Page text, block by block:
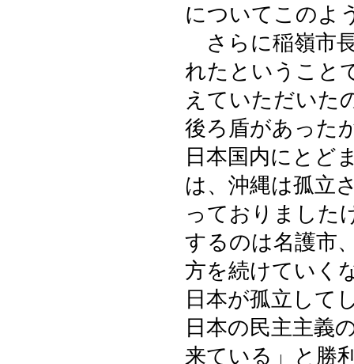
についてこのよ
さらに稲嶺市
れたということ
えていただいた
後ろ盾があった
日本国内にとど
は、沖縄は孤立
っておりました
するのは名護市
方を続けていく
日本が孤立して
日本の民主主義
来ている」と勝